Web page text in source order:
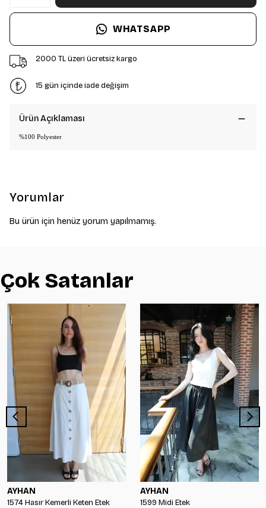
WHATSAPP
2000 TL üzeri ücretsiz kargo
15 gün içinde iade değişim
Ürün Açıklaması
%100 Polyester
Yorumlar
Bu ürün için henüz yorum yapılmamış.
Çok Satanlar
AYHAN
1574 Hasır Kemerli Keten Etek
AYHAN
1599 Midi Etek